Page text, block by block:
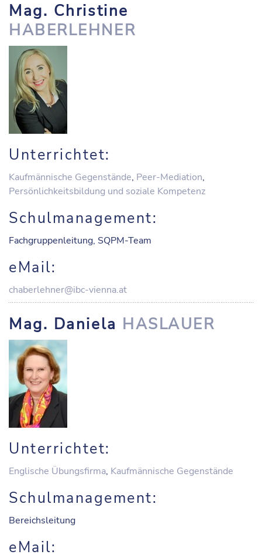
Mag. Christine
HABERLEHNER
Unterrichtet:
Kaufmännische Gegenstände, Peer-Mediation,
Persönlichkeitsbildung und soziale Kompetenz
Schulmanagement:
Fachgruppenleitung, SQPM-Team
eMail:
chaberlehner@ibc-vienna.at
Mag. Daniela HASLAUER
Unterrichtet:
Englische Übungsfirma, Kaufmännische Gegenstände
Schulmanagement:
Bereichsleitung
eMail: